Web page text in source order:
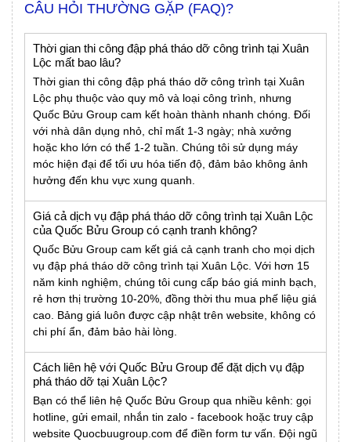
CÂU HỎI THƯỜNG GẶP (FAQ)?
Thời gian thi công đập phá tháo dỡ công trình tại Xuân
Lộc mất bao lâu?
Thời gian thi công đập phá tháo dỡ công trình tại Xuân
Lộc phụ thuộc vào quy mô và loại công trình, nhưng
Quốc Bửu Group cam kết hoàn thành nhanh chóng. Đối
với nhà dân dụng nhỏ, chỉ mất 1-3 ngày; nhà xưởng
hoặc kho lớn có thể 1-2 tuần. Chúng tôi sử dụng máy
móc hiện đại để tối ưu hóa tiến độ, đảm bảo không ảnh
hưởng đến khu vực xung quanh.
Giá cả dịch vụ đập phá tháo dỡ công trình tại Xuân Lộc
của Quốc Bửu Group có cạnh tranh không?
Quốc Bửu Group cam kết giá cả cạnh tranh cho mọi dịch
vụ đập phá tháo dỡ công trình tại Xuân Lộc. Với hơn 15
năm kinh nghiệm, chúng tôi cung cấp báo giá minh bạch,
rẻ hơn thị trường 10-20%, đồng thời thu mua phế liệu giá
cao. Bảng giá luôn được cập nhật trên website, không có
chi phí ẩn, đảm bảo hài lòng.
Cách liên hệ với Quốc Bửu Group để đặt dịch vụ đập
phá tháo dỡ tại Xuân Lộc?
Bạn có thể liên hệ Quốc Bửu Group qua nhiều kênh: gọi
hotline, gửi email, nhắn tin zalo - facebook hoặc truy cập
website Quocbuugroup.com để điền form tư vấn. Đội ngũ